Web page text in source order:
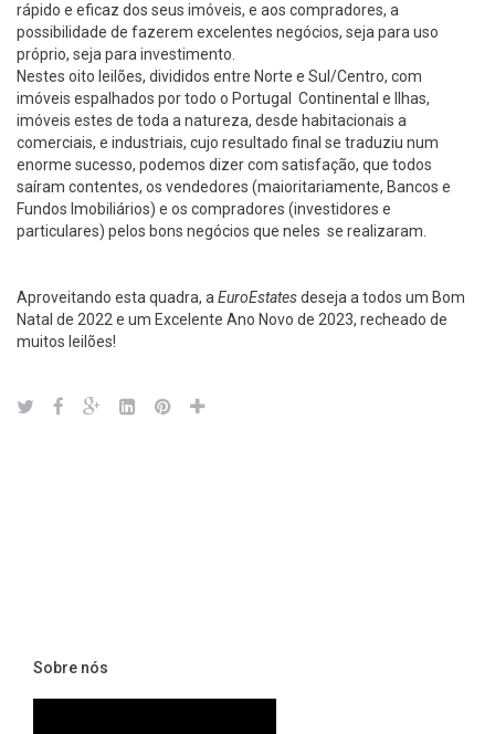
rápido e eficaz dos seus imóveis, e aos compradores, a
possibilidade de fazerem excelentes negócios, seja para uso
próprio, seja para investimento.
Nestes oito leilões, divididos entre Norte e Sul/Centro, com
imóveis espalhados por todo o Portugal Continental e Ilhas,
imóveis estes de toda a natureza, desde habitacionais a
comerciais, e industriais, cujo resultado final se traduziu num
enorme sucesso, podemos dizer com satisfação, que todos
saíram contentes, os vendedores (maioritariamente, Bancos e
Fundos Imobiliários) e os compradores (investidores e
particulares) pelos bons negócios que neles se realizaram.
Aproveitando esta quadra, a EuroEstatesdeseja a todos um Bom
Natal de 2022 e um Excelente Ano Novo de 2023, recheado de
muitos leilões!
Sobre nós